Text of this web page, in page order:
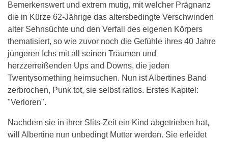
Bemerkenswert und extrem mutig, mit welcher Prägnanz
die in Kürze 62-Jährige das altersbedingte Verschwinden
alter Sehnsüchte und den Verfall des eigenen Körpers
thematisiert, so wie zuvor noch die Gefühle ihres 40 Jahre
jüngeren Ichs mit all seinen Träumen und
herzzerreißenden Ups and Downs, die jeden
Twentysomething heimsuchen. Nun ist Albertines Band
zerbrochen, Punk tot, sie selbst ratlos. Erstes Kapitel:
"Verloren".
Nachdem sie in ihrer Slits-Zeit ein Kind abgetrieben hat,
will Albertine nun unbedingt Mutter werden. Sie erleidet